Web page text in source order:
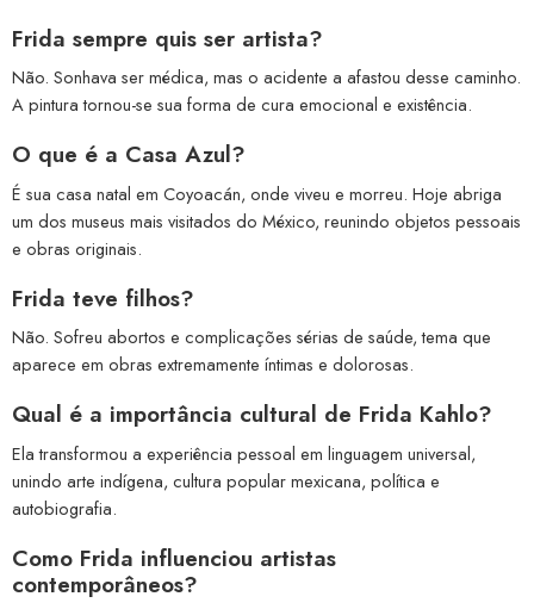
Frida sempre quis ser artista?
Não. Sonhava ser médica, mas o acidente a afastou desse caminho.
A pintura tornou-se sua forma de cura emocional e existência.
O que é a Casa Azul?
É sua casa natal em Coyoacán, onde viveu e morreu. Hoje abriga
um dos museus mais visitados do México, reunindo objetos pessoais
e obras originais.
Frida teve filhos?
Não. Sofreu abortos e complicações sérias de saúde, tema que
aparece em obras extremamente íntimas e dolorosas.
Qual é a importância cultural de Frida Kahlo?
Ela transformou a experiência pessoal em linguagem universal,
unindo arte indígena, cultura popular mexicana, política e
autobiografia.
Como Frida influenciou artistas
contemporâneos?